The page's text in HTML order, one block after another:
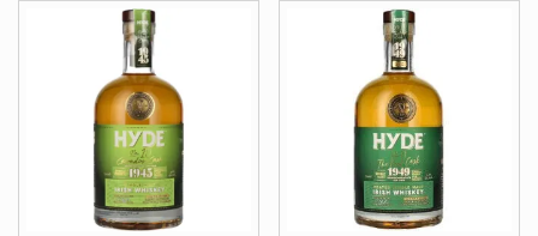
Alcools Bio
Bouteilles originales
Calendrier de l'avent
Coffrets Cadeau
Magnums et +